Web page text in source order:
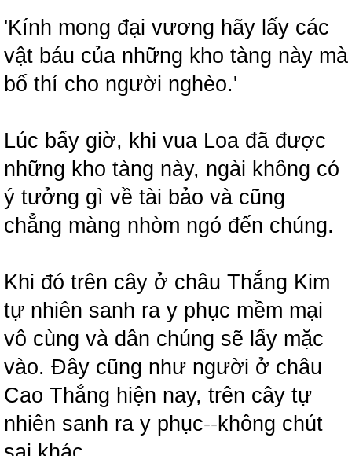
'Kính mong đại vương hãy lấy các
vật báu của những kho tàng này mà
bố thí cho người nghèo.'
Lúc bấy giờ, khi vua Loa đã được
những kho tàng này, ngài không có
ý tưởng gì về tài bảo và cũng
chẳng màng nhòm ngó đến chúng.
Khi đó trên cây ở châu Thắng Kim
tự nhiên sanh ra y phục mềm mại
vô cùng và dân chúng sẽ lấy mặc
vào. Đây cũng như người ở châu
Cao Thắng hiện nay, trên cây tự
nhiên sanh ra y phục--không chút